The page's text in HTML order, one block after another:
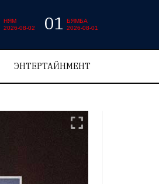
НЯМ
2026-08-02
01
БЯМБА
2026-08-01
ЭНТЕРТАЙНМЕНТ